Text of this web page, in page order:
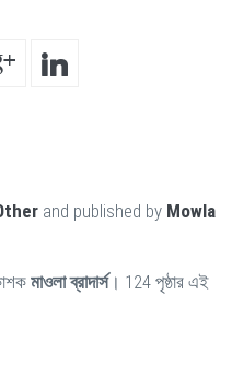
and published by Mowla
মাওলা ব্রাদার্স। 124 পৃষ্ঠার এই